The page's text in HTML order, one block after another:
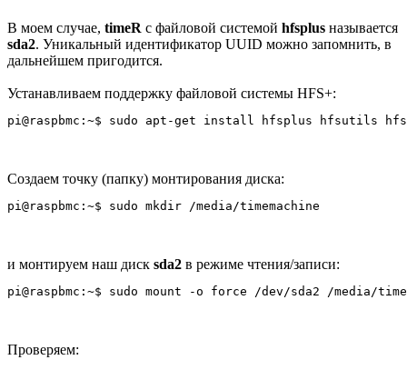
В моем случае, timeR с файловой системой hfsplus называется
sda2. Уникальный идентификатор UUID можно запомнить, в
дальнейшем пригодится.
Устанавливаем поддержку файловой системы HFS+:
Создаем точку (папку) монтирования диска:
и монтируем наш диск sda2 в режиме чтения/записи:
Проверяем: